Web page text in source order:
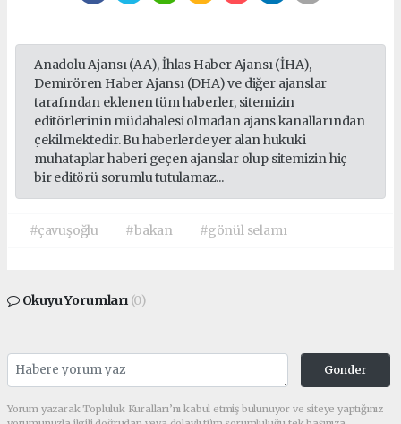
beşiktaş
escort
beylikdüzü
escort
avcılar
escort
Anadolu Ajansı (AA), İhlas Haber Ajansı (İHA),
Demirören Haber Ajansı (DHA) ve diğer ajanslar
tarafından eklenen tüm haberler, sitemizin
editörlerinin müdahalesi olmadan ajans kanallarından
çekilmektedir. Bu haberlerde yer alan hukuki
muhataplar haberi geçen ajanslar olup sitemizin hiç
bir editörü sorumlu tutulamaz...
#çavuşoğlu #bakan #gönül selamı
Okuyu Yorumları (0)
Gonder
Yorum yazarak Topluluk Kuralları’nı kabul etmiş bulunuyor ve siteye yaptığınız